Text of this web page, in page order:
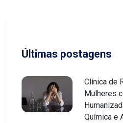
Últimas postagens
Clínica de
Mulheres
Química e